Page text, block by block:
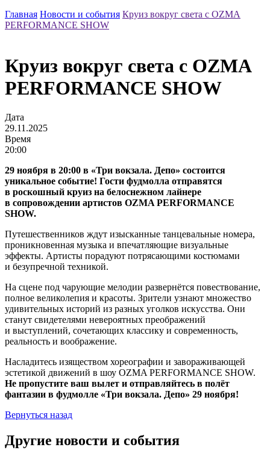
Главная Новости и события Круиз вокруг света с OZMA
PERFORMANCE SHOW
Круиз вокруг света с OZMA
PERFORMANCE SHOW
Дата
29.11.2025
Время
20:00
29 ноября в 20:00 в «Три вокзала. Депо» состоится
уникальное событие! Гости фудмолла отправятся
в роскошный круиз на белоснежном лайнере
в сопровождении артистов OZMA PERFORMANCE
SHOW.
Путешественников ждут изысканные танцевальные номера,
проникновенная музыка и впечатляющие визуальные
эффекты. Артисты порадуют потрясающими костюмами
и безупречной техникой.
На сцене под чарующие мелодии развернётся повествование,
полное великолепия и красоты. Зрители узнают множество
удивительных историй из разных уголков искусства. Они
станут свидетелями невероятных преображений
и выступлений, сочетающих классику и современность,
реальность и воображение.
Насладитесь изяществом хореографии и завораживающей
эстетикой движений в шоу OZMA PERFORMANCE SHOW.
Не пропустите ваш вылет и отправляйтесь в полёт
фантазии в фудмолле «Три вокзала. Депо» 29 ноября!
Вернуться назад
Другие новости и события